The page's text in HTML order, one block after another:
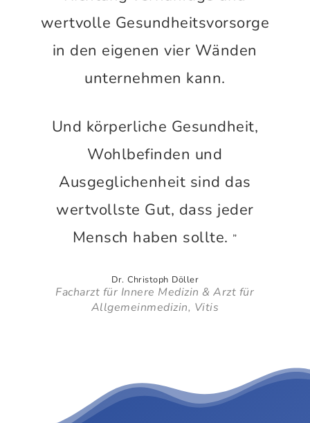
wertvolle Gesundheitsvorsorge
in den eigenen vier Wänden
unternehmen kann.
Und körperliche Gesundheit,
Wohlbefinden und
Ausgeglichenheit sind das
wertvollste Gut, dass jeder
Mensch haben sollte. ”
Dr. Christoph Döller
Facharzt für Innere Medizin & Arzt für
Allgemeinmedizin, Vitis